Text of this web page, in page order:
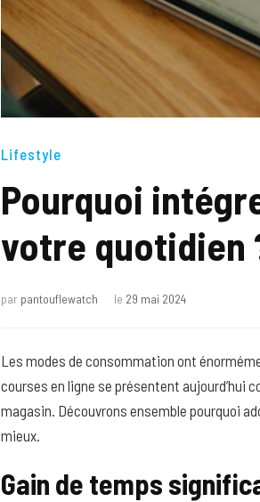
Lifestyle
Pourquoi
votre quotidien
par pantouflewatch le 29 mai 2024
Les modes de consommation ont
courses en ligne se présentent
magasin. Découvrons ensemble pourquoi
mieux.
Gain de temps